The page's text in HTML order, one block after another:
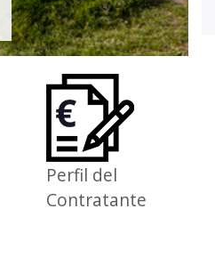
Perfil del
Contratante